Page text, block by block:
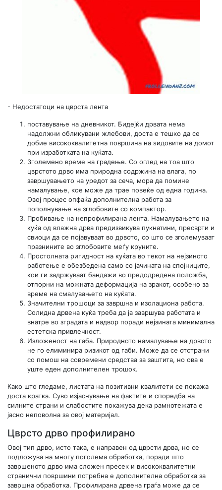
- Недостатоци на цврста лента
поставување на дневникот. Бидејќи дрвата нема
надолжни обликувани жлебови, доста е тешко да се
добие висококвалитетна површина на ѕидовите на домот
при изработката на куќата.
Зголемено време на градење. Со оглед на тоа што
цврстото дрво има природна содржина на влага, по
завршувањето на уредот за сеча, мора да помине
намалување, кое може да трае повеќе од една година.
Овој процес опфаќа дополнителна работа за
пополнување на зглобовите со компактор.
Пробивање на непрофилирана лента. Намалувањето на
куќа од влажна дрва предизвикува пукнатини, пресврти и
свиоци да се појавуваат во дрвото, со што се зголемуваат
празнините во зглобовите меѓу круните.
Простолната ригидност на куќата во текот на нејзиното
работење е обезбедена само со јачината на спојниците,
кои ги задржуваат бандажи во предодредена положба,
отпорни на можната деформација на зракот, особено за
време на смалувањето на куќата.
Значителни трошоци за завршна и изолациона работа.
Солидна дрвена куќа треба да ја завршува работата и
внатре во зградата и надвор поради нејзината минимална
естетска привлечност.
Изложеност на габа. Природното намалување на дрвото
не го елиминира ризикот од габи. Може да се отстрани
со помош на современи средства за заштита, но ова е
уште еден дополнителен трошок.
Како што гледаме, листата на позитивни квалитети се покажа
доста кратка. Суво изјаснување на фактите и споредба на
силните страни и слабостите покажува дека рамнотежата е
јасно неповолна за овој материјал.
Цврсто дрво профилирано
Овој тип дрво, исто така, е направен од цврсти дрва, но се
подложува на многу поголема обработка, поради што
завршеното дрво има сложен пресек и висококвалитетни
странични површини потребна е дополнителна обработка за
завршна обработка. Профилирана дрвена граѓа може да се